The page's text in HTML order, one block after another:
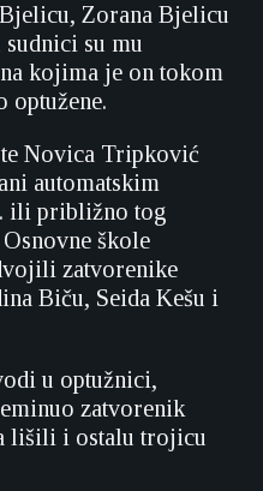
Zorana Bjelicu
su mu
kojima je on tokom
optužene.
Novica Tripković
automatskim
ili približno tog
škole
zatvorenike
Biču, Seida Kešu i
u optužnici,
zatvorenik
lišili i ostalu trojicu